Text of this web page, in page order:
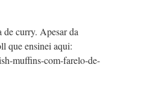
de curry. Apesar da
que ensinei aqui:
muffins-com-farelo-de-